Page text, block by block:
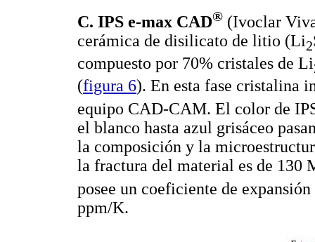
C. IPS e-max CAD® (Ivoclar
cerámica de disilicato de litio (Li2
compuesto por 70% cristales de Li
(figura 6). En esta fase cristalina
equipo CAD-CAM. El color de
el blanco hasta azul grisáceo
la composición y la
la fractura del material es de 130
posee un coeficiente de
ppm/K.